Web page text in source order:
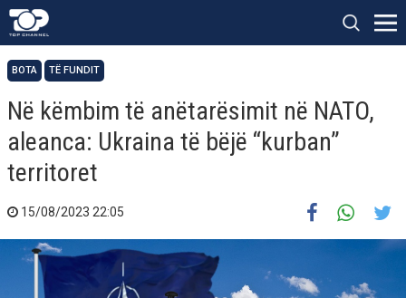
BOTA TË FUNDIT
Në këmbim të anëtarësimit në NATO,
aleanca: Ukraina të bëjë “kurban”
territoret
15/08/2023 22:05